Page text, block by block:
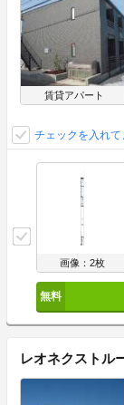
賃貸アパート
チェックを入れ
画像：2枚
レオネクストル